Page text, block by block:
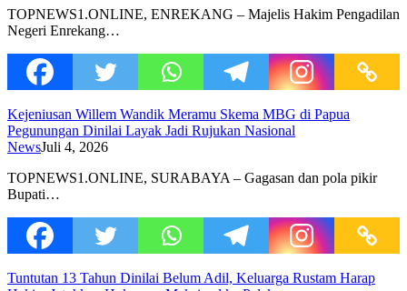
TOPNEWS1.ONLINE, ENREKANG – Majelis Hakim Pengadilan
Negeri Enrekang…
Kejeniusan Willem Wandik Meramu Skema MBG di Papua
Pegunungan Dinilai Layak Jadi Rujukan Nasional
NewsJuli 4, 2026
TOPNEWS1.ONLINE, SURABAYA – Gagasan dan pola pikir
Bupati…
Tuntutan 13 Tahun Dinilai Belum Adil, Keluarga Rustam Harap